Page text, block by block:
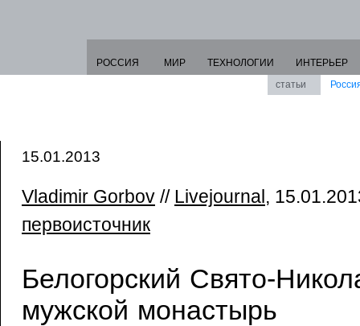
РОССИЯ МИР ТЕХНОЛОГИИ
ИНТЕРЬЕР
статьи
15.01.2013
Vladimir Gorbov // Livejournal,
первоисточник
Белогорский Свято-
мужской монастырь